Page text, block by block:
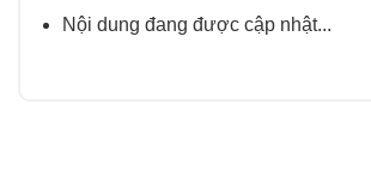
Nội dung đang được cập nhật...